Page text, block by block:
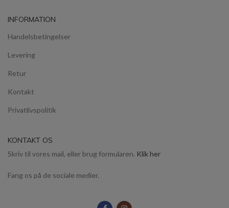
INFORMATION
Handelsbetingelser
Levering
Retur
Kontakt
Privatlivspolitik
KONTAKT OS
Skriv til vores mail, eller brug formularen. Klik her
Fang os på de sociale medier.